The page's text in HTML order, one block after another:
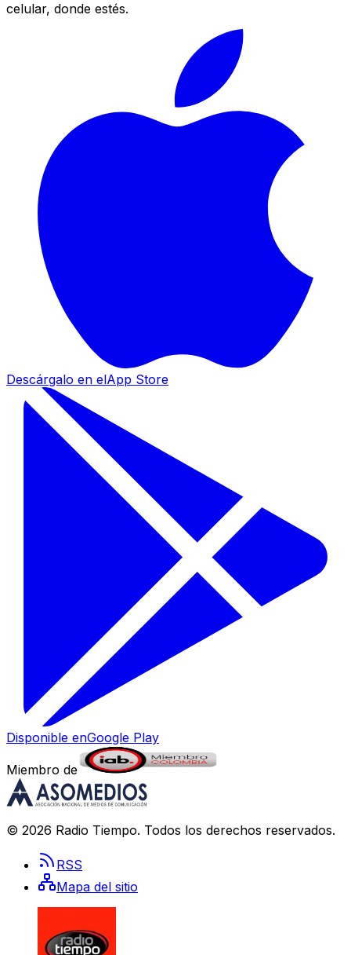
celular, donde estés.
Descárgalo en elApp Store
Disponible enGoogle Play
Miembro de
© 2026 Radio Tiempo. Todos los derechos reservados.
RSS
Mapa del sitio